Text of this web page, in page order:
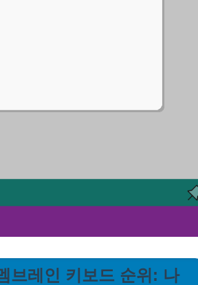
브레인 키보드 순위: 나